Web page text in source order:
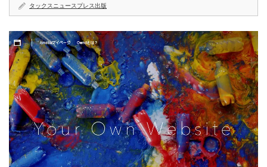
タックスニュースプレス出版